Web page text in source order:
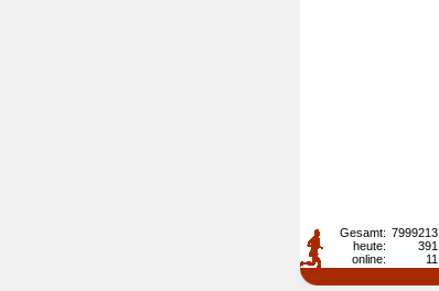
Gesamt: 7999213
heute:
391
online:
11